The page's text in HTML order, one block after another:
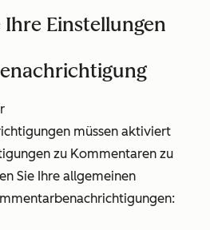
Ihre Einstellungen
müssen aktiviert
zu Kommentaren zu
Sie Ihre allgemeinen